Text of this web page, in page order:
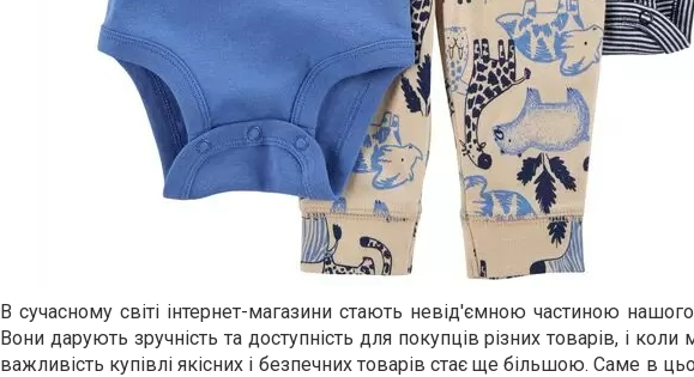
В сучасному світі інтернет-магазини стають невід'ємною частиною
Вони дарують зручність та доступність для покупців різних товарів, і
важливість купівлі якісних і безпечних товарів стає ще більшою. Саме в